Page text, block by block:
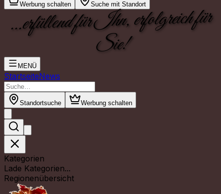
Werbung schalten Suche mit Standort
...erfüllend für Ihn, erfolgreich für
Sie!
MENÜ
StartseiteNews
Standortsuche Werbung schalten
Kategorien
Lade Kategorien...
Regionenübersicht